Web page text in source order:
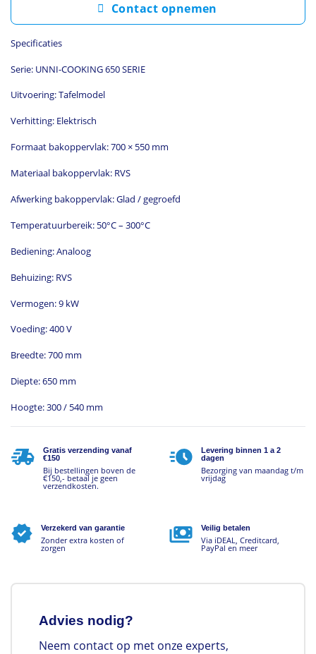
Contact opnemen
Specificaties
Serie: UNNI-COOKING 650 SERIE
Uitvoering: Tafelmodel
Verhitting: Elektrisch
Formaat bakoppervlak: 700 × 550 mm
Materiaal bakoppervlak: RVS
Afwerking bakoppervlak: Glad / gegroefd
Temperatuurbereik: 50°C – 300°C
Bediening: Analoog
Behuizing: RVS
Vermogen: 9 kW
Voeding: 400 V
Breedte: 700 mm
Diepte: 650 mm
Hoogte: 300 / 540 mm
Gratis verzending vanaf
€150
Bij bestellingen boven de
€150,- betaal je geen
verzendkosten.
Levering binnen 1 a 2
dagen
Bezorging van maandag t/m
vrijdag
Verzekerd van garantie
Zonder extra kosten of
zorgen
Veilig betalen
Via iDEAL, Creditcard,
PayPal en meer
Advies nodig?
Neem contact op met onze experts,